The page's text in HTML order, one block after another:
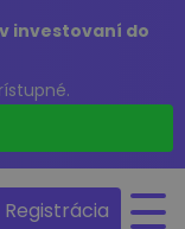
investovaní do
Registrácia